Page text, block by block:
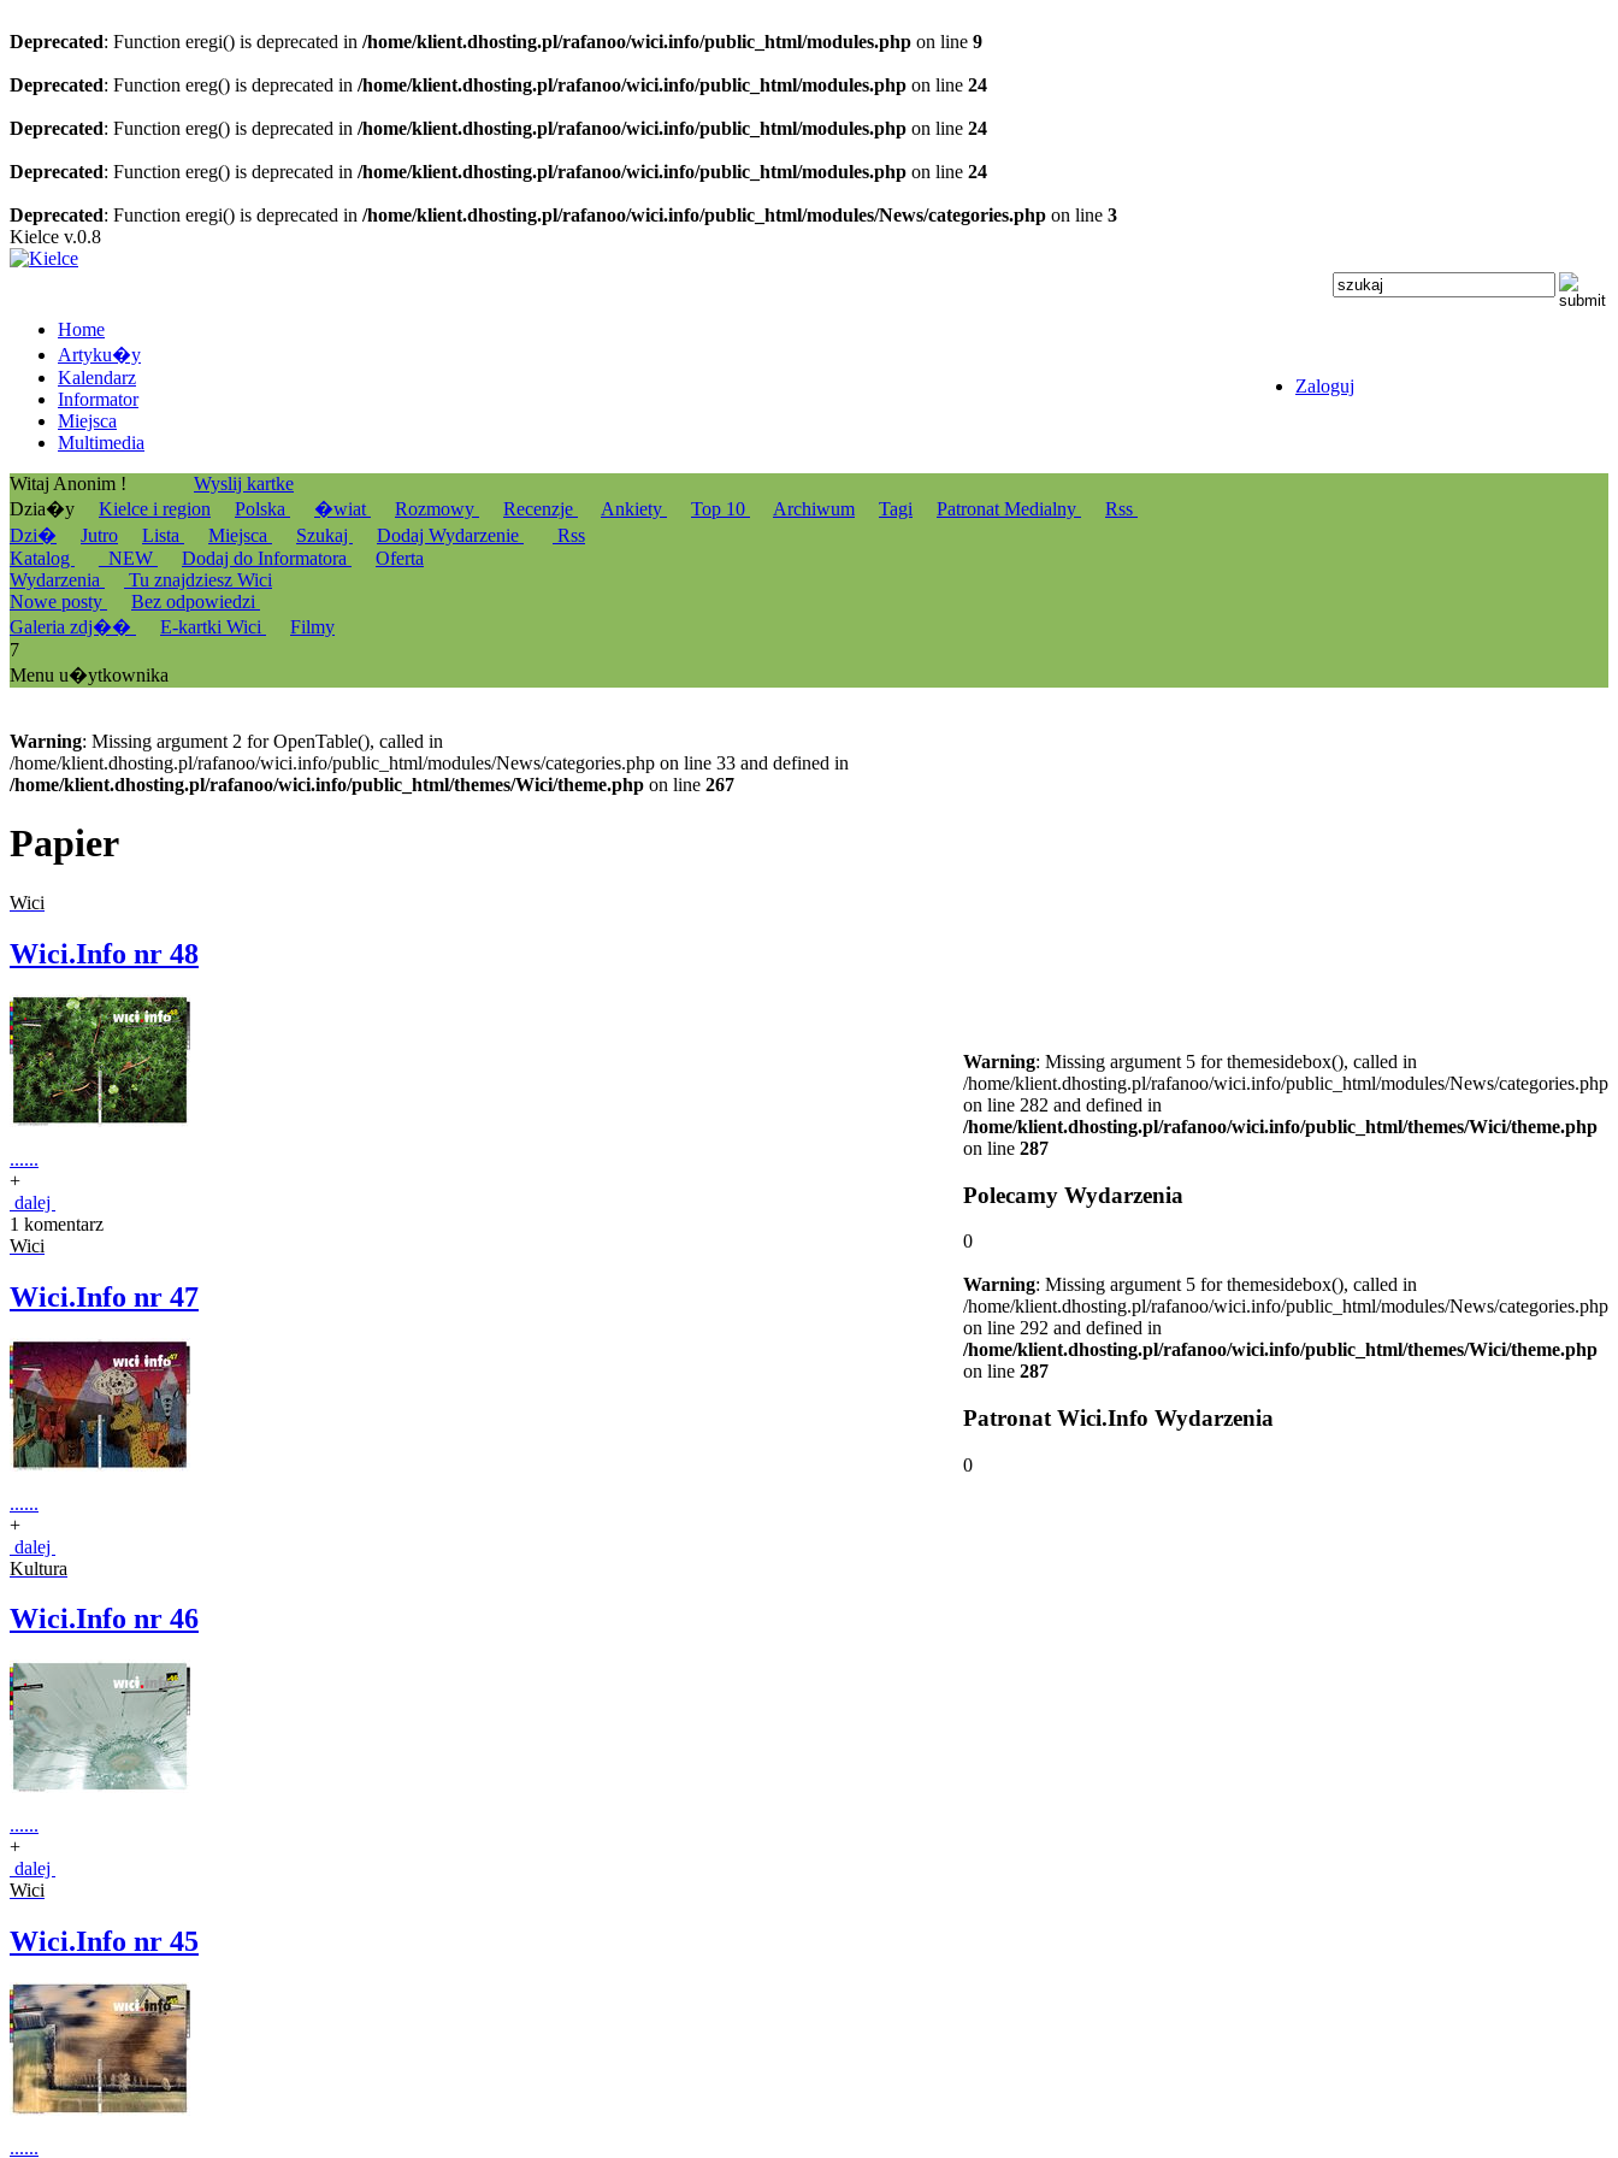
Deprecated: Function eregi() is deprecated in /home/klient.dhosting.pl/rafanoo/wici.info/public_html/modules.php on line 9
Deprecated: Function ereg() is deprecated in /home/klient.dhosting.pl/rafanoo/wici.info/public_html/modules.php on line 24
Deprecated: Function ereg() is deprecated in /home/klient.dhosting.pl/rafanoo/wici.info/public_html/modules.php on line 24
Deprecated: Function ereg() is deprecated in /home/klient.dhosting.pl/rafanoo/wici.info/public_html/modules.php on line 24
Deprecated: Function eregi() is deprecated in /home/klient.dhosting.pl/rafanoo/wici.info/public_html/modules/News/categories.php on line 3
Kielce v.0.8
Home
Artyku�y
Kalendarz
Informator
Miejsca
Multimedia
Zaloguj
Witaj Anonim !
Wyslij kartke
Dzia�y
Kielce i region Polska �wiat Rozmowy Recenzje Ankiety Top 10 Archiwum Tagi Patronat Medialny
Rss
Dzi�
Jutro Lista Miejsca Szukaj Dodaj Wydarzenie
Rss
Katalog
_NEW Dodaj do Informatora
Oferta
Wydarzenia
Tu znajdziesz Wici
Nowe posty
Bez odpowiedzi
Galeria zdj��
E-kartki Wici
Filmy
7
Menu u�ytkownika
Warning: Missing argument 2 for OpenTable(), called in
/home/klient.dhosting.pl/rafanoo/wici.info/public_html/modules/News/categories.php on line 33 and defined in
/home/klient.dhosting.pl/rafanoo/wici.info/public_html/themes/Wici/theme.php on line 267
Papier
Wici
Wici.Info nr 48
......
+
dalej
1 komentarz
Wici
Wici.Info nr 47
......
+
dalej
Kultura
Wici.Info nr 46
......
+
dalej
Wici
Wici.Info nr 45
......
Warning: Missing argument 5 for themesidebox(), called in
/home/klient.dhosting.pl/rafanoo/wici.info/public_html/modules/News/categories.php
on line 282 and defined in
/home/klient.dhosting.pl/rafanoo/wici.info/public_html/themes/Wici/theme.php
on line 287
Polecamy Wydarzenia
0
Warning: Missing argument 5 for themesidebox(), called in
/home/klient.dhosting.pl/rafanoo/wici.info/public_html/modules/News/categories.php
on line 292 and defined in
/home/klient.dhosting.pl/rafanoo/wici.info/public_html/themes/Wici/theme.php
on line 287
Patronat Wici.Info Wydarzenia
0